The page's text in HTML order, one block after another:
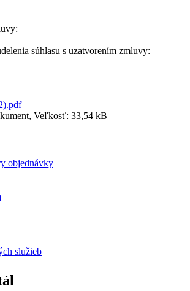
súhlasu s uzatvorením zmluvy:
Veľkosť: 33,54 kB
objednávky